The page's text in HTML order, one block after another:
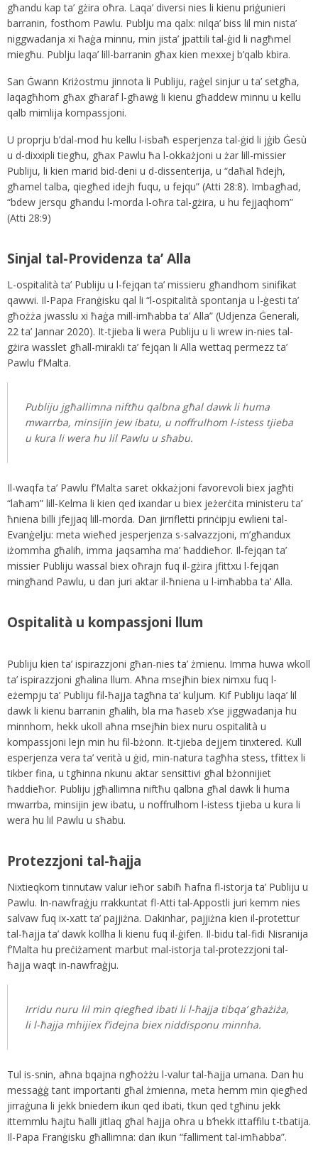
għandu kap ta’ gżira oħra. Laqa’ diversi nies li kienu priġunieri
barranin, fosthom Pawlu. Publju ma qalx: nilqa’ biss lil min nista’
niggwadanja xi ħaġa minnu, min jista’ jpattili tal-ġid li nagħmel
miegħu. Publju laqa’ lill-barranin għax kien mexxej b’qalb kbira.
San Ġwann Kriżostmu jinnota li Publiju, raġel sinjur u ta’ setgħa,
laqagħhom għax għaraf l-għawġ li kienu għaddew minnu u kellu
qalb mimlija kompassjoni.
U proprju b’dal-mod hu kellu l-isbaħ esperjenza tal-ġid li jġib Ġesù
u d-dixxipli tiegħu, għax Pawlu ħa l-okkażjoni u żar lill-missier
Publiju, li kien marid bid-deni u d-dissenterija, u “daħal ħdejh,
għamel talba, qiegħed idejh fuqu, u fejqu” (Atti 28:8). Imbagħad,
“bdew jersqu għandu l-morda l-oħra tal-gżira, u hu fejjaqhom”
(Atti 28:9)
Sinjal tal-Providenza ta’ Alla
L-ospitalità ta’ Publiju u l-fejqan ta’ missieru għandhom sinifikat
qawwi. Il-Papa Franġisku qal li “l-ospitalità spontanja u l-ġesti ta’
għożża jwasslu xi ħaġa mill-imħabba ta’ Alla” (Udjenza Ġenerali,
22 ta’ Jannar 2020). It-tjieba li wera Publiju u li wrew in-nies tal-
gżira wasslet għall-mirakli ta’ fejqan li Alla wettaq permezz ta’
Pawlu f’Malta.
Publiju jgħallimna niftħu qalbna għal dawk li huma
mwarrba, minsijin jew ibatu, u noffrulhom l-istess tjieba
u kura li wera hu lil Pawlu u sħabu.
Il-waqfa ta’ Pawlu f’Malta saret okkażjoni favorevoli biex jagħti
“laħam” lill-Kelma li kien qed ixandar u biex jeżerċita ministeru ta’
ħniena billi jfejjaq lill-morda. Dan jirrifletti prinċipju ewlieni tal-
Evanġelju: meta wieħed jesperjenza s-salvazzjoni, m’għandux
iżommha għalih, imma jaqsamha ma’ ħaddieħor. Il-fejqan ta’
missier Publiju wassal biex oħrajn fuq il-gżira jfittxu l-fejqan
mingħand Pawlu, u dan juri aktar il-ħniena u l-imħabba ta’ Alla.
Ospitalità u kompassjoni llum
Publiju kien ta’ ispirazzjoni għan-nies ta’ żmienu. Imma huwa wkoll
ta’ ispirazzjoni għalina llum. Aħna msejħin biex nimxu fuq l-
eżempju ta’ Publiju fil-ħajja tagħna ta’ kuljum. Kif Publiju laqa’ lil
dawk li kienu barranin għalih, bla ma ħaseb x’se jiggwadanja hu
minnhom, hekk ukoll aħna msejħin biex nuru ospitalità u
kompassjoni lejn min hu fil-bżonn. It-tjieba dejjem tinxtered. Kull
esperjenza vera ta’ verità u ġid, min-natura tagħha stess, tfittex li
tikber fina, u tgħinna nkunu aktar sensittivi għal bżonnijiet
ħaddieħor. Publiju jgħallimna niftħu qalbna għal dawk li huma
mwarrba, minsijin jew ibatu, u noffrulhom l-istess tjieba u kura li
wera hu lil Pawlu u sħabu.
Protezzjoni tal-ħajja
Nixtieqkom tinnutaw valur ieħor sabiħ ħafna fl-istorja ta’ Publiju u
Pawlu. In-nawfraġju rrakkuntat fl-Atti tal-Appostli juri kemm nies
salvaw fuq ix-xatt ta’ pajjiżna. Dakinhar, pajjiżna kien il-protettur
tal-ħajja ta’ dawk kollha li kienu fuq il-ġifen. Il-bidu tal-fidi Nisranija
f’Malta hu preċiżament marbut mal-istorja tal-protezzjoni tal-
ħajja waqt in-nawfraġju.
Irridu nuru lil min qiegħed ibati li l-ħajja tibqa’ għażiża,
li l-ħajja mhijiex f’idejna biex niddisponu minnha.
Tul is-snin, aħna bqajna ngħożżu l-valur tal-ħajja umana. Dan hu
messaġġ tant importanti għal żmienna, meta hemm min qiegħed
jirraġuna li jekk bniedem ikun qed ibati, tkun qed tgħinu jekk
ittemmlu ħajtu ħalli jitlaq għal ħajja oħra u b’hekk ittaffilu t-tbatija.
Il-Papa Franġisku għallimna: dan ikun “falliment tal-imħabba”.